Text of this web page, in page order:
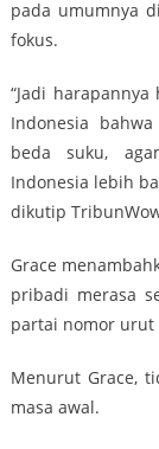
pada umumnya
fokus.
“Jadi
Indonesia
beda suku,
Indonesia lebih
dikutip
Grace
pribadi merasa
partai nomor urut
Menurut Grace,
masa awal.